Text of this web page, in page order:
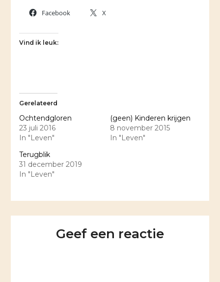
Facebook X
Vind ik leuk:
Gerelateerd
Ochtendgloren
23 juli 2016
In "Leven"
(geen) Kinderen krijgen
8 november 2015
In "Leven"
Terugblik
31 december 2019
In "Leven"
Geef een reactie